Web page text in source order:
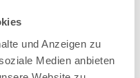
und Anzeigen zu
Medien anbieten